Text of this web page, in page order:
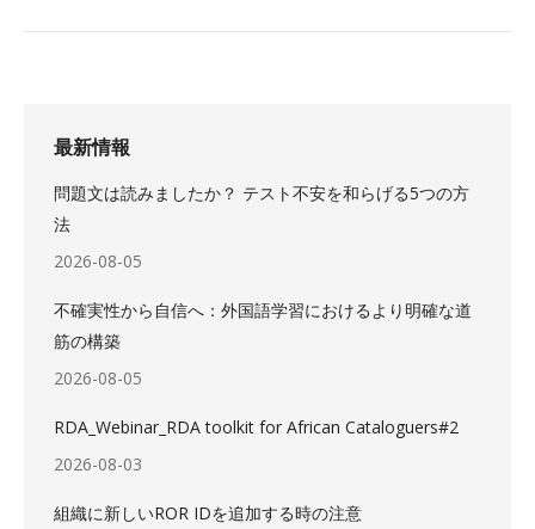
最新情報
問題文は読みましたか？ テスト不安を和らげる5つの方
法
2026-08-05
不確実性から自信へ：外国語学習におけるより明確な道
筋の構築
2026-08-05
RDA_Webinar_RDA toolkit for African Cataloguers#2
2026-08-03
組織に新しいROR IDを追加する時の注意